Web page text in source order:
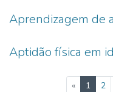
Aprendizagem de
Aptidão física em
« 1 2